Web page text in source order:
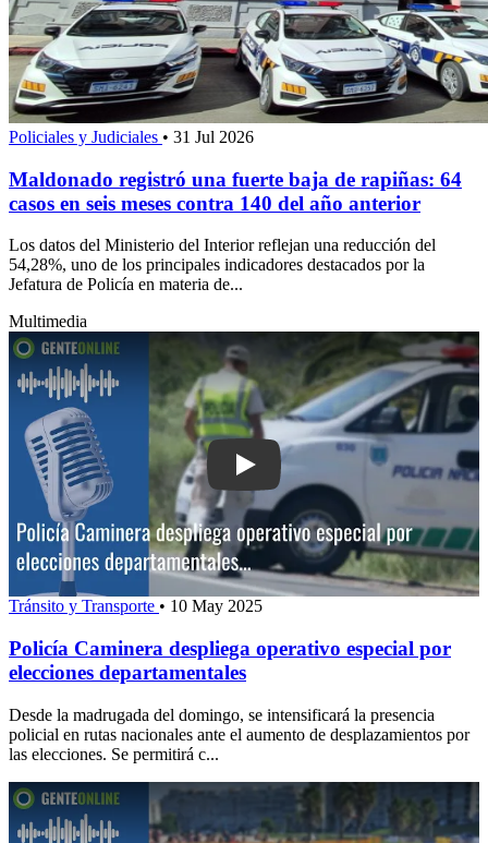
Policiales y Judiciales • 31 Jul 2026
Maldonado registró una fuerte baja de rapiñas: 64
casos en seis meses contra 140 del año anterior
Los datos del Ministerio del Interior reflejan una reducción del
54,28%, uno de los principales indicadores destacados por la
Jefatura de Policía en materia de...
Multimedia
Play: Policía Caminera despliega
Tránsito y Transporte • 10 May 2025
Policía Caminera despliega operativo especial por
elecciones departamentales
Desde la madrugada del domingo, se intensificará la presencia
policial en rutas nacionales ante el aumento de desplazamientos por
las elecciones. Se permitirá c...